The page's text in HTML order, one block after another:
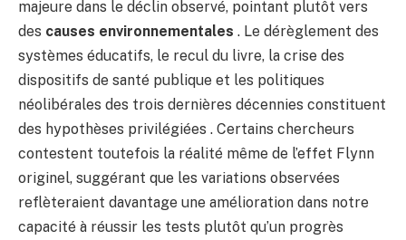
majeure dans le déclin observé, pointant plutôt vers
des causes environnementales . Le dérèglement des
systèmes éducatifs, le recul du livre, la crise des
dispositifs de santé publique et les politiques
néolibérales des trois dernières décennies constituent
des hypothèses privilégiées . Certains chercheurs
contestent toutefois la réalité même de l’effet Flynn
originel, suggérant que les variations observées
reflèteraient davantage une amélioration dans notre
capacité à réussir les tests plutôt qu’un progrès